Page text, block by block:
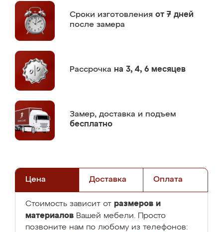
Сроки изготовления от 7 дней
после замера
Рассрочка на 3, 4, 6 месяцев
Замер, доставка и подъем
бесплатно
Цена Доставка Оплата
Стоимость зависит от размеров и
материалов Вашей мебели. Просто
позвоните нам по любому из телефонов: